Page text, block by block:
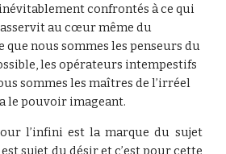
confrontés à ce qui
au cœur même du
nous sommes les penseurs du
les opérateurs intempestifs
sommes les maîtres de l’irréel
le pouvoir imageant.
l’infini est la marque du sujet
sujet du désir et c’est pour cette